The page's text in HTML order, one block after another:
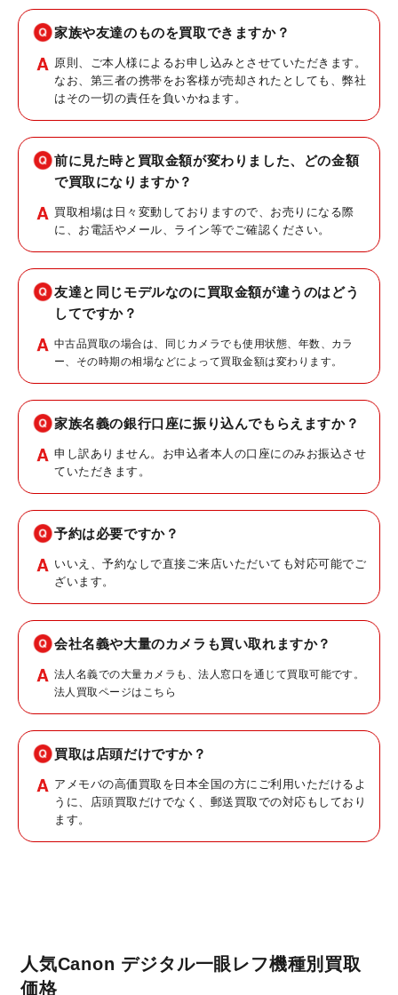
家族や友達のものを買取できますか？
原則、ご本人様によるお申し込みとさせていただきます。
なお、第三者の携帯をお客様が売却されたとしても、弊社
はその一切の責任を負いかねます。
前に見た時と買取金額が変わりました、どの金額
で買取になりますか？
買取相場は日々変動しておりますので、お売りになる際
に、お電話やメール、ライン等でご確認ください。
友達と同じモデルなのに買取金額が違うのはどう
してですか？
中古品買取の場合は、同じカメラでも使用状態、年数、カラ
ー、その時期の相場などによって買取金額は変わります。
家族名義の銀行口座に振り込んでもらえますか？
申し訳ありません。お申込者本人の口座にのみお振込させ
ていただきます。
予約は必要ですか？
いいえ、予約なしで直接ご来店いただいても対応可能でご
ざいます。
会社名義や大量のカメラも買い取れますか？
法人名義での大量カメラも、法人窓口を通じて買取可能です。
法人買取ページはこちら
買取は店頭だけですか？
アメモバの高価買取を日本全国の方にご利用いただけるよ
うに、店頭買取だけでなく、郵送買取での対応もしており
ます。
人気Canon デジタル一眼レフ機種別買取
価格